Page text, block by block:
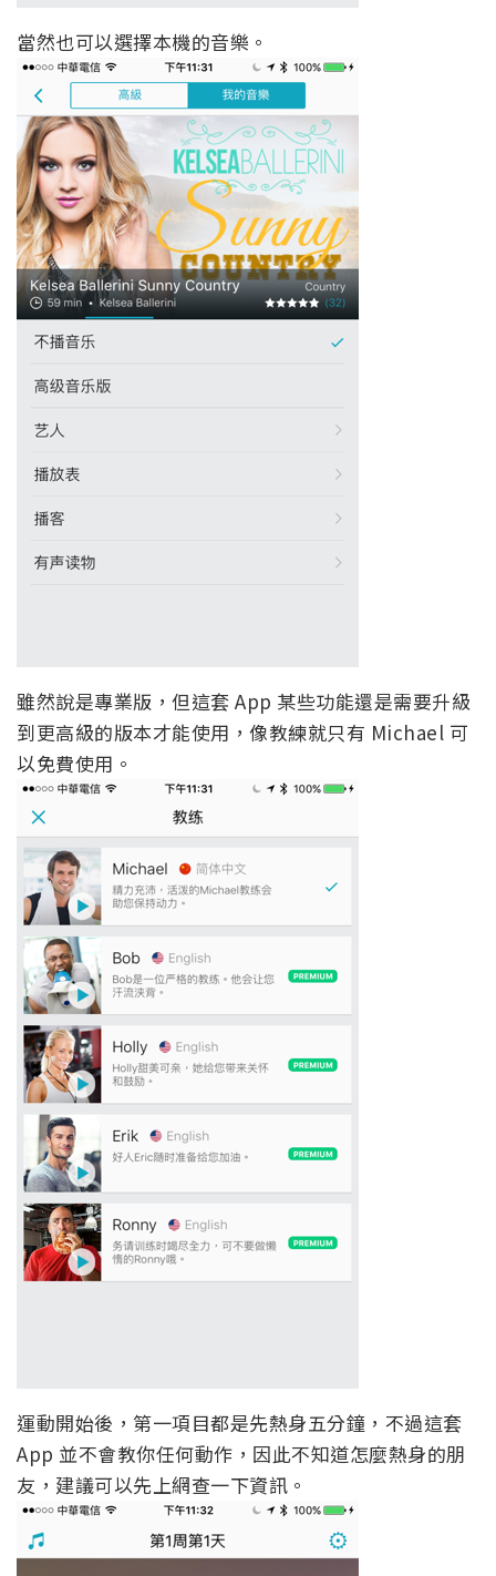
當然也可以選擇本機的音樂。
雖然說是專業版，但這套 App 某些功能還是需要升級
到更高級的版本才能使用，像教練就只有 Michael 可
以免費使用。
運動開始後，第一項目都是先熱身五分鐘，不過這套
App 並不會教你任何動作，因此不知道怎麼熱身的朋
友，建議可以先上網查一下資訊。